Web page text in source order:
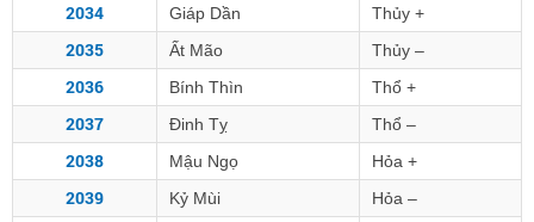
2034 Giáp Dần Thủy +
2035 Ất Mão Thủy –
2036 Bính Thìn Thổ +
2037 Đinh Tỵ Thổ –
2038 Mậu Ngọ Hỏa +
2039 Kỷ Mùi Hỏa –